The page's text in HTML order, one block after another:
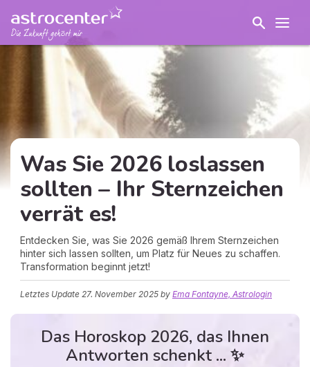
Was Sie 2026 loslassen
sollten – Ihr Sternzeichen
verrät es!
Entdecken Sie, was Sie 2026 gemäß Ihrem Sternzeichen
hinter sich lassen sollten, um Platz für Neues zu schaffen.
Transformation beginnt jetzt!
Letztes Update 27. November 2025 by Ema Fontayne, Astrologin
Das Horoskop 2026, das Ihnen
Antworten schenkt ... ✨